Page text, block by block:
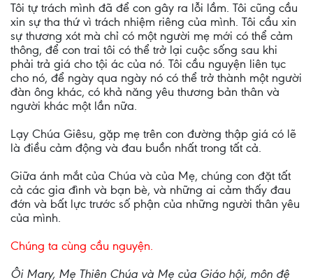
Tôi tự trách mình đã để con gây ra lỗi lầm. Tôi cũng cầu
xin sự tha thứ vì trách nhiệm riêng của mình. Tôi cầu xin
sự thương xót mà chỉ có một người mẹ mới có thể cảm
thông, để con trai tôi có thể trở lại cuộc sống sau khi
phải trả giá cho tội ác của nó. Tôi cầu nguyện liên tục
cho nó, để ngày qua ngày nó có thể trở thành một người
đàn ông khác, có khả năng yêu thương bản thân và
người khác một lần nữa.
Lạy Chúa Giêsu, gặp mẹ trên con đường thập giá có lẽ
là điều cảm động và đau buồn nhất trong tất cả.
Giữa ánh mắt của Chúa và của Mẹ, chúng con đặt tất
cả các gia đình và bạn bè, và những ai cảm thấy đau
đớn và bất lực trước số phận của những người thân yêu
của mình.
Chúng ta cùng cầu nguyện.
Ôi Mary, Mẹ Thiên Chúa và Mẹ của Giáo hội, môn đệ